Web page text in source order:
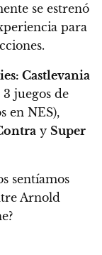
se estrenó
para
Castlevania
juegos de
en NES),
y Super
sentíamos
Arnold
?